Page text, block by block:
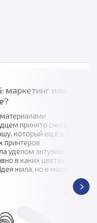
или
принято считать
который ещё в 2016
принтеров
уделом энтузиастов,
в каких цветах
жила, но в массы не